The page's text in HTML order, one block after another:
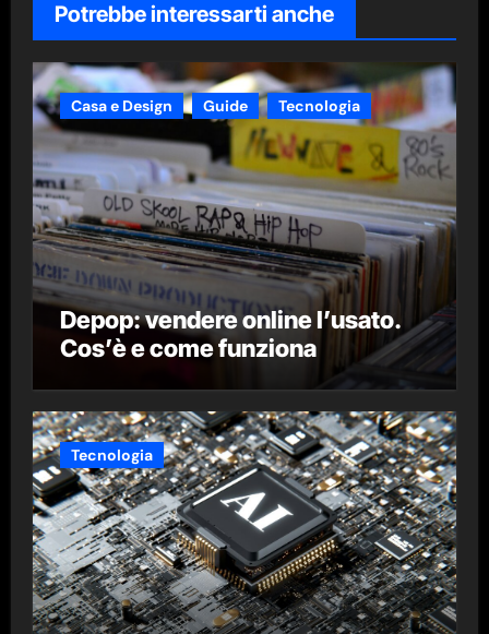
Potrebbe interessarti anche
Casa e Design Guide Tecnologia
Depop: vendere online l’usato.
Cos’è e come funziona
Tecnologia